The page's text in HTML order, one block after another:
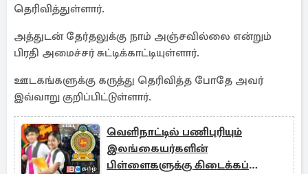
தெரிவித்துள்ளார்.
அத்துடன் தேர்தலுக்கு நாம் அஞ்சவில்லை என்றும்
பிரதி அமைச்சர் சுட்டிக்காட்டியுள்ளார்.
ஊடகங்களுக்கு கருத்து தெரிவித்த போதே அவர்
இவ்வாறு குறிப்பிட்டுள்ளார்.
வெளிநாட்டில் பணிபுரியும்
இலங்கையர்களின்
பிள்ளைகளுக்கு கிடைக்கப்